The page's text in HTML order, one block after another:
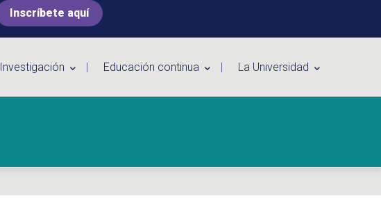
Inscríbete aquí
Investigación Educación continua La Universidad